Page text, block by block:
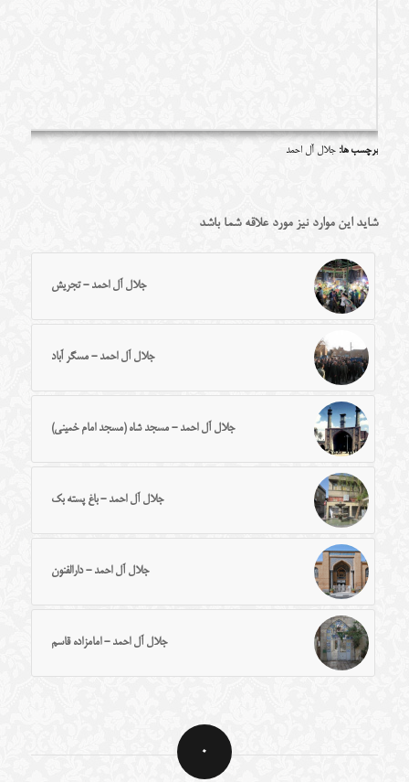
برچسب ها: جلال آل احمد
شاید این موارد نیز مورد علاقه شما باشد
جلال آل احمد - تجریش
جلال آل احمد - مسگر آباد
جلال آل احمد - مسجد شاه (مسجد امام خمینی)
جلال آل احمد - باغ پسته بک
جلال آل احمد - دارالفنون
جلال آل احمد - امامزاده قاسم
0